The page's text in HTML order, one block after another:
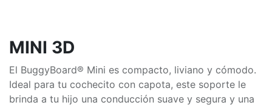
MINI 3D
El BuggyBoard® Mini es compacto, liviano y cómodo.
Ideal para tu cochecito con capota, este soporte le
brinda a tu hijo una conducción suave y segura y una